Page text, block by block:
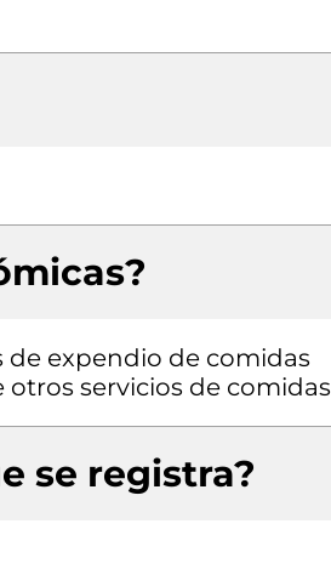
de expendio de comidas
otros servicios de comidas
se registra?